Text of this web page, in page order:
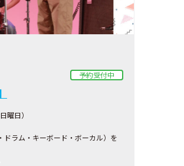
予約受付中
曜日）
ラム・キーボード・ボーカル）を